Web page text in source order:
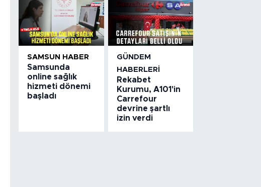
SAMSUN HABER
Samsunda
online sağlık
hizmeti dönemi
başladı
GÜNDEM
HABERLERI
Rekabet
Kurumu, A101'in
Carrefour
devrine şartlı
izin verdi